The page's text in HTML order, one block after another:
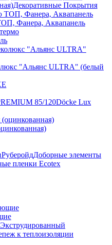
Декоративные Покрытия
Фанера, Аквапанель
"Альянс ULTRA" (белый
85/120Döсkе Luх
РуберойдДоборные элементы
пленки Ecotex
Экструдированный
к теплоизоляции